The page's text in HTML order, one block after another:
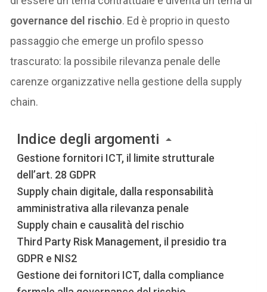
governance del rischio. Ed è proprio in questo
passaggio che emerge un profilo spesso
trascurato: la possibile rilevanza penale delle
carenze organizzative nella gestione della supply
chain.
Indice degli argomenti
Gestione fornitori ICT, il limite strutturale
dell’art. 28 GDPR
Supply chain digitale, dalla responsabilità
amministrativa alla rilevanza penale
Supply chain e causalità del rischio
Third Party Risk Management, il presidio tra
GDPR e NIS2
Gestione dei fornitori ICT, dalla compliance